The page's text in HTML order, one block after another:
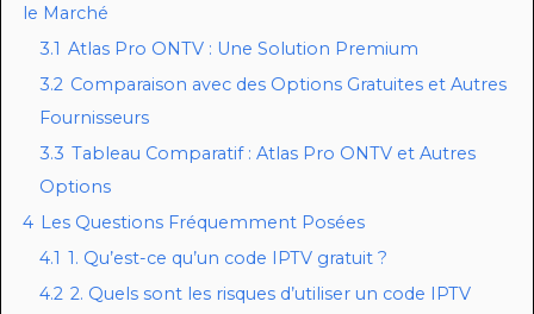
le Marché
3.1 Atlas Pro ONTV : Une Solution Premium
3.2 Comparaison avec des Options Gratuites et Autres
Fournisseurs
3.3 Tableau Comparatif : Atlas Pro ONTV et Autres
Options
4 Les Questions Fréquemment Posées
4.1 1. Qu’est-ce qu’un code IPTV gratuit ?
4.2 2. Quels sont les risques d’utiliser un code IPTV